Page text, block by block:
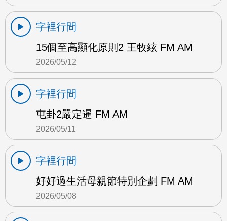
字裡行間
15個至高顯化原則2 王牧絃 FM AM
2026/05/12
字裡行間
屯卦2嚴定暹 FM AM
2026/05/11
字裡行間
好好過生活母親節特別企劃 FM AM
2026/05/08